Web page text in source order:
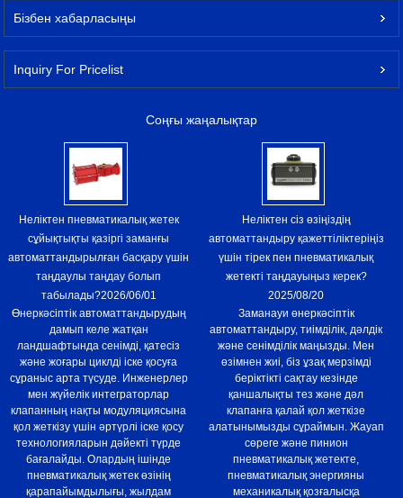
Бізбен хабарласыңы
Inquiry For Pricelist
Соңғы жаңалықтар
Неліктен пневматикалық жетек
сұйықтықты қазіргі заманғы
автоматтандырылған басқару үшін
таңдаулы таңдау болып
табылады?2026/06/01
Өнеркәсіптік автоматтандырудың
дамып келе жатқан
ландшафтында сенімді, қатесіз
және жоғары циклді іске қосуға
сұраныс арта түсуде. Инженерлер
мен жүйелік интеграторлар
клапанның нақты модуляциясына
қол жеткізу үшін әртүрлі іске қосу
технологияларын дәйекті түрде
бағалайды. Олардың ішінде
пневматикалық жетек өзінің
қарапайымдылығы, жылдам
Неліктен сіз өзіңіздің
автоматтандыру қажеттіліктеріңіз
үшін тірек пен пневматикалық
жетекті таңдауыңыз керек?
2025/08/20
Заманауи өнеркәсіптік
автоматтандыру, тиімділік, дәлдік
және сенімділік маңызды. Мен
өзімнен жиі, біз ұзақ мерзімді
беріктікті сақтау кезінде
қаншалықты тез және дәл
клапанға қалай қол жеткізе
алатынымызды сұраймын. Жауап
сөреге және пинион
пневматикалық жетекте,
пневматикалық энергияны
механикалық қозғалысқа